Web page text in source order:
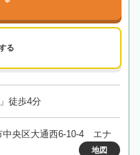
る
徒歩4分
中央区大通西6-10-4 エナ
地図